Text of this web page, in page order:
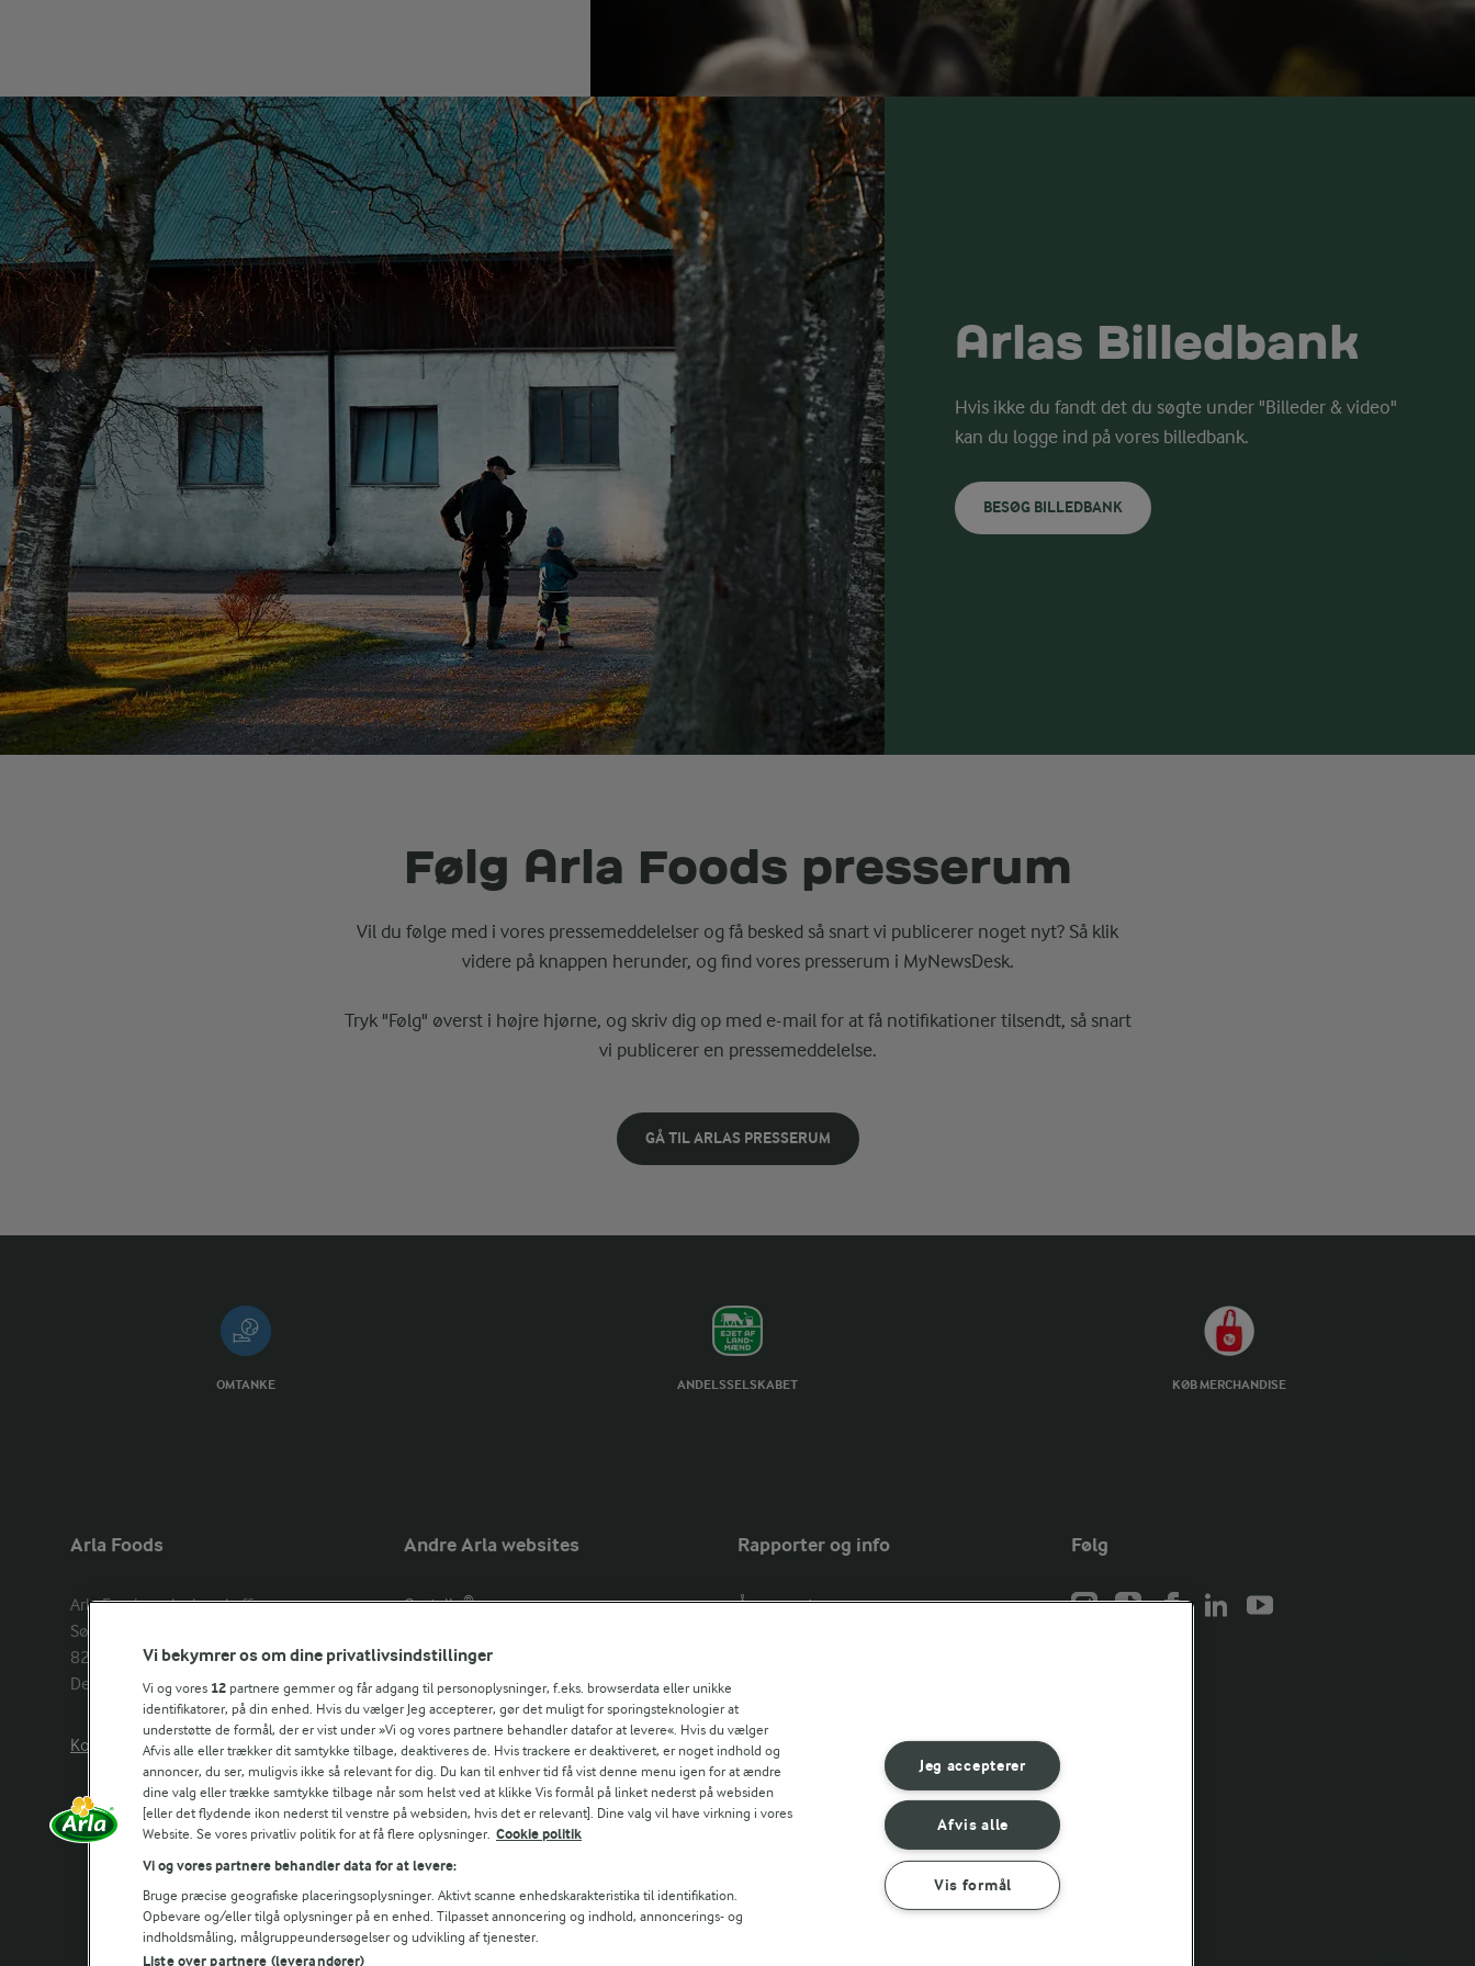
Arlas Billedbank
Hvis ikke du fandt det du søgte under "Billeder & video"
kan du logge ind på vores billedbank.
BESØG BILLEDBANK
Følg Arla Foods presserum
Vil du følge med i vores pressemeddelelser og få besked så snart vi publicerer noget nyt? Så klik
videre på knappen herunder, og find vores presserum i MyNewsDesk.
Tryk "Følg" øverst i højre hjørne, og skriv dig op med e-mail for at få notifikationer tilsendt, så snart
vi publicerer en pressemeddelelse.
GÅ TIL ARLAS PRESSERUM
OMTANKE ANDELSSELSKABET KØB MERCHANDISE
Arla Foods
Arla Foods amba head office
Sønderhøj 14,
8260 Viby J
Denmark
Kontakt os her
Andre Arla websites
Castello®
Arla Unika
Arla shop
Arla in other countries
Rapporter og info
Årsrapport
Arla Foods
Fødevarestyrelsens smiley-rapporter for
Jörd
Fødevarestyrelsens smiley-rapporter for
Lurpak PB
Følg
Vi bekymrer os om dine privatlivsindstillinger
Vi og vores 12 partnere gemmer og får adgang til personoplysninger, f.eks. browserdata eller unikke
identifikatorer, på din enhed. Hvis du vælger Jeg accepterer, gør det muligt for sporingsteknologier at
understøtte de formål, der er vist under »Vi og vores partnere behandler datafor at levere«. Hvis du vælger
Afvis alle eller trækker dit samtykke tilbage, deaktiveres de. Hvis trackere er deaktiveret, er noget indhold og
annoncer, du ser, muligvis ikke så relevant for dig. Du kan til enhver tid få vist denne menu igen for at ændre
dine valg eller trække samtykke tilbage når som helst ved at klikke Vis formål på linket nederst på websiden
[eller det flydende ikon nederst til venstre på websiden, hvis det er relevant]. Dine valg vil have virkning i vores
Website. Se vores privatliv politik for at få flere oplysninger. Cookie politik
Vi og vores partnere behandler data for at levere:
Bruge præcise geografiske placeringsoplysninger. Aktivt scanne enhedskarakteristika til identifikation.
Opbevare og/eller tilgå oplysninger på en enhed. Tilpasset annoncering og indhold, annoncerings- og
indholdsmåling, målgruppeundersøgelser og udvikling af tjenester.
Liste over partnere (leverandører)
Jeg accepterer
Afvis alle
Vis formål